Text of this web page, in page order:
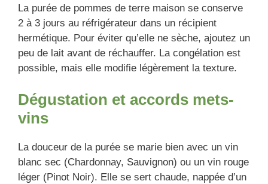
La purée de pommes de terre maison se conserve
2 à 3 jours au réfrigérateur dans un récipient
hermétique. Pour éviter qu’elle ne sèche, ajoutez un
peu de lait avant de réchauffer. La congélation est
possible, mais elle modifie légèrement la texture.
Dégustation et accords mets-
vins
La douceur de la purée se marie bien avec un vin
blanc sec (Chardonnay, Sauvignon) ou un vin rouge
léger (Pinot Noir). Elle se sert chaude, nappée d’un